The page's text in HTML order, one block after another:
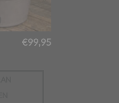
€99,95